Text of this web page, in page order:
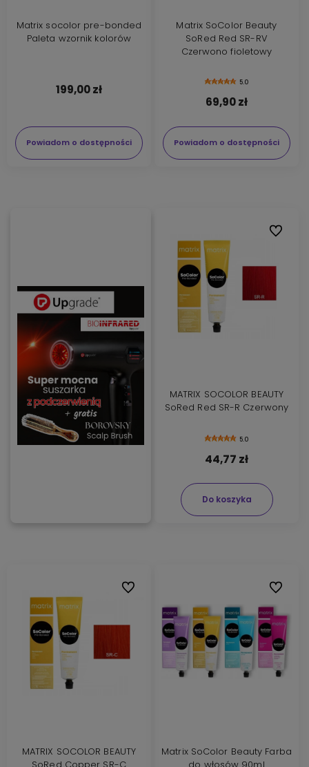
Matrix socolor pre-bonded
Paleta wzornik kolorów
199,00 zł
Powiadom o dostępności
Matrix SoColor Beauty
SoRed Red SR-RV
Czerwono fioletowy
5.0
69,90 zł
Powiadom o dostępności
MATRIX SOCOLOR BEAUTY
SoRed Red SR-R Czerwony
5.0
44,77 zł
Do koszyka
Do
MATRIX SOCOLOR BEAUTY
Do ulubionych
Matrix SoColor Beauty Farba
Do